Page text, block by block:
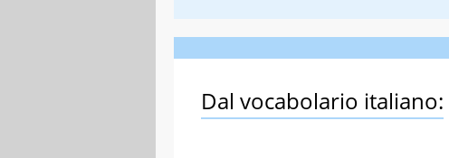
Dal vocabolario italiano: